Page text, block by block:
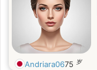
Andriara0675 岁